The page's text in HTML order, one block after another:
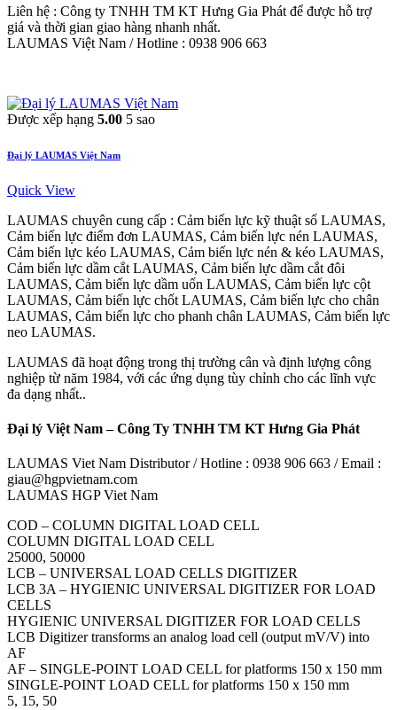
Liên hệ : Công ty TNHH TM KT Hưng Gia Phát để được hỗ trợ
giá và thời gian giao hàng nhanh nhất.
LAUMAS Việt Nam / Hotline : 0938 906 663
Được xếp hạng 5.00 5 sao
Đại lý LAUMAS Việt Nam
Quick View
LAUMAS chuyên cung cấp : Cảm biến lực kỹ thuật số LAUMAS,
Cảm biến lực điểm đơn LAUMAS, Cảm biến lực nén LAUMAS,
Cảm biến lực kéo LAUMAS, Cảm biến lực nén & kéo LAUMAS,
Cảm biến lực dầm cắt LAUMAS, Cảm biến lực dầm cắt đôi
LAUMAS, Cảm biến lực dầm uốn LAUMAS, Cảm biến lực cột
LAUMAS, Cảm biến lực chốt LAUMAS, Cảm biến lực cho chân
LAUMAS, Cảm biến lực cho phanh chân LAUMAS, Cảm biến lực
neo LAUMAS.
LAUMAS đã hoạt động trong thị trường cân và định lượng công
nghiệp từ năm 1984, với các ứng dụng tùy chỉnh cho các lĩnh vực
đa dạng nhất..
Đại lý Việt Nam – Công Ty TNHH TM KT Hưng Gia Phát
LAUMAS Viet Nam Distributor / Hotline : 0938 906 663 / Email :
giau@hgpvietnam.com
LAUMAS HGP Viet Nam
COD – COLUMN DIGITAL LOAD CELL
COLUMN DIGITAL LOAD CELL
25000, 50000
LCB – UNIVERSAL LOAD CELLS DIGITIZER
LCB 3A – HYGIENIC UNIVERSAL DIGITIZER FOR LOAD
CELLS
HYGIENIC UNIVERSAL DIGITIZER FOR LOAD CELLS
LCB Digitizer transforms an analog load cell (output mV/V) into
AF
AF – SINGLE-POINT LOAD CELL for platforms 150 x 150 mm
SINGLE-POINT LOAD CELL for platforms 150 x 150 mm
5, 15, 50